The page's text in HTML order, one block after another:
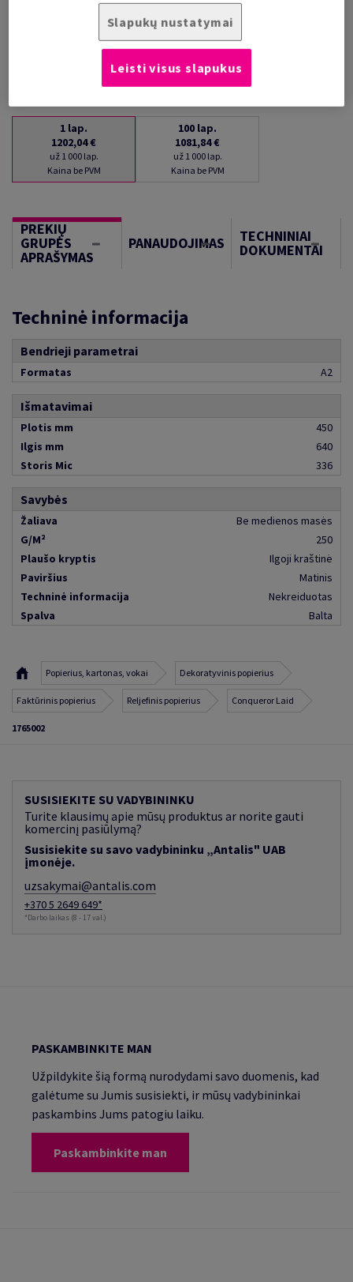
1 lap.
1202,04 €
už 1 000 lap.
Kaina be PVM
100 lap.
1081,84 €
už 1 000 lap.
Kaina be PVM
PREKIŲ
GRUPĖS
APRAŠYMAS
PANAUDOJIMAS TECHNINIAI
DOKUMENTAI
Techninė informacija
Bendrieji parametrai
Formatas A2
Išmatavimai
Plotis mm
450
Ilgis mm
640
Storis Mic
336
Savybės
Žaliava
Be medienos masės
G/M²
250
Plaušo kryptis
Ilgoji kraštinė
Paviršius
Matinis
Techninė informacija
Nekreiduotas
Spalva
Balta
Popierius, kartonas, vokai Dekoratyvinis popierius
Faktūrinis popierius Reljefinis popierius Conqueror Laid
1765002
SUSISIEKITE SU VADYBININKU
Turite klausimų apie mūsų produktus ar norite gauti
komercinį pasiūlymą?
Susisiekite su savo vadybininku „Antalis" UAB
įmonėje.
uzsakymai@antalis.com
+370 5 2649 649*
*Darbo laikas (8 - 17 val.)
PASKAMBINKITE MAN
Užpildykite šią formą nurodydami savo duomenis, kad
galėtume su Jumis susisiekti, ir mūsų vadybininkai
paskambins Jums patogiu laiku.
Paskambinkite man
Slapukų nustatymai
Leisti visus slapukus